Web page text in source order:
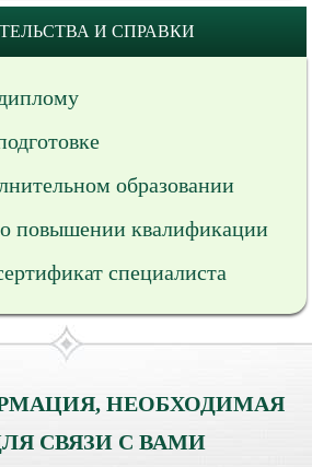
И СПРАВКИ
образовании
о повышении квалификации
специалиста
НЕОБХОДИМАЯ
СВЯЗИ С ВАМИ